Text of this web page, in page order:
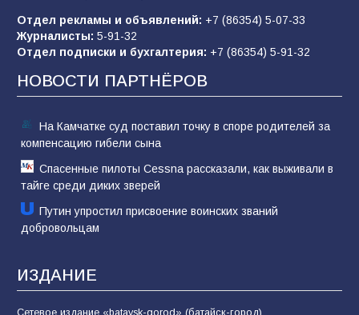
«Слухами Москву не возьмёшь»: почему
заявления Киева о мобилизации — это
отчаяние, а не разведка
81 02.08.2026
Отдел рекламы и объявлений: +7 (86354) 5-07-33
Журналисты: 5-91-32
Отдел подписки и бухгалтерия: +7 (86354) 5-91-32
НОВОСТИ ПАРТНЁРОВ
На Камчатке суд поставил точку в споре родителей за
компенсацию гибели сына
Спасенные пилоты Cessna рассказали, как выживали в
тайге среди диких зверей
Путин упростил присвоение воинских званий
добровольцам
ИЗДАНИЕ
Сетевое издание «bataysk-gorod» (батайск-город)